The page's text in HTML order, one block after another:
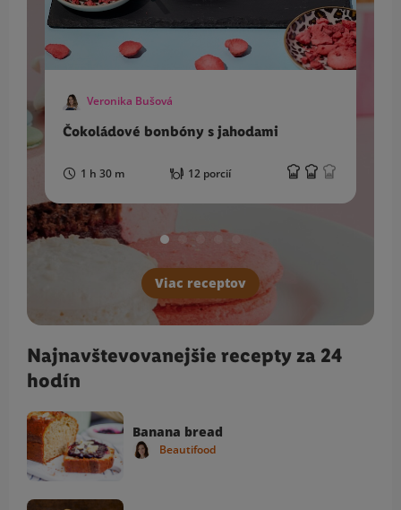
Veronika Bušová
Čokoládové bonbóny s jahodami
1 h 30 m 12 porcií
Viac receptov
Najnavštevovanejšie recepty za 24
hodín
Banana bread
Beautifood